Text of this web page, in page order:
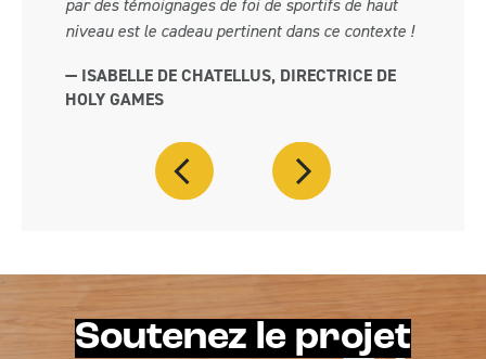
par des témoignages de foi de sportifs de haut
niveau est le cadeau pertinent dans ce contexte !
— ISABELLE DE CHATELLUS, DIRECTRICE DE
HOLY GAMES
TÉMOIGNAGE PRÉCÉDENT
Soutenez le projet